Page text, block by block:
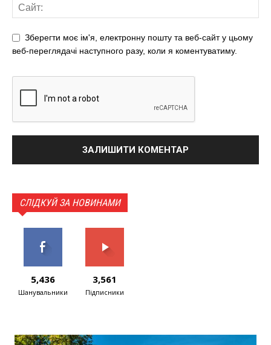
Зберегти моє ім'я, електронну пошту та веб-сайт у цьому
веб-переглядачі наступного разу, коли я коментуватиму.
СЛІДКУЙ ЗА НОВИНАМИ
5,436
Шанувальники
3,561
Підписники